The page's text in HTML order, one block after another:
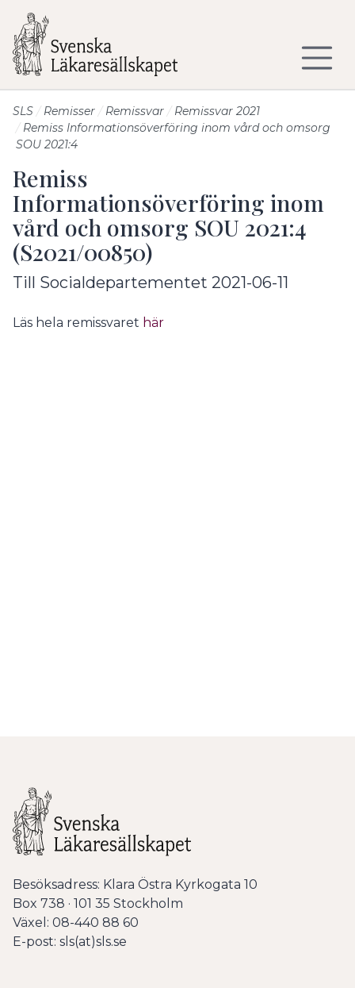
SLS Remisser Remissvar
Remissvar 2021
Remiss Informationsöverföring inom vård och omsorg
SOU 2021:4
Remiss
Informationsöverföring inom
vård och omsorg SOU 2021:4
(S2021/00850)
Till Socialdepartementet 2021-06-11
Läs hela remissvaret här
Besöksadress: Klara Östra Kyrkogata 10
Box 738 · 101 35 Stockholm
Växel: 08-440 88 60
E-post: sls(at)sls.se